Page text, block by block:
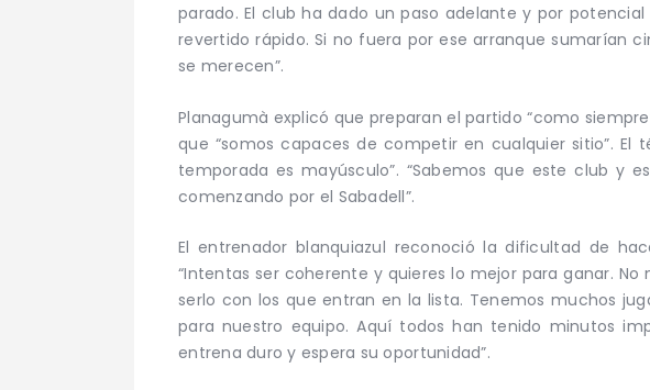
parado. El club ha dado un paso adelante y por
revertido rápido. Si no fuera por ese arranque sumarían
se merecen”.
Planagumà explicó que preparan el partido “como
que “somos capaces de competir en cualquier sitio”.
temporada es mayúsculo”. “Sabemos que este club y
comenzando por el Sabadell”.
El entrenador blanquiazul reconoció la dificultad de
“Intentas ser coherente y quieres lo mejor para ganar.
serlo con los que entran en la lista. Tenemos muchos
para nuestro equipo. Aquí todos han tenido minutos
entrena duro y espera su oportunidad”.